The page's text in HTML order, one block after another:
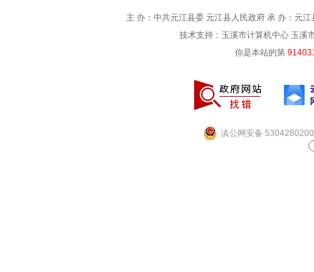
主 办：中共元江县委 元江县人民政府 承 办：元
技术支持：玉溪市计算机中心 玉溪
你是本站的第
滇公网安备